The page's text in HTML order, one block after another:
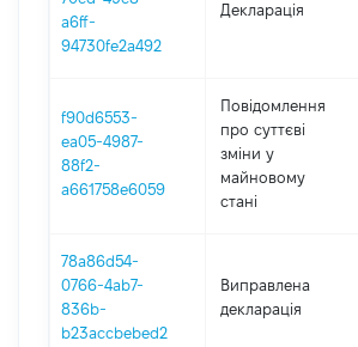
a6ff-
94730fe2a492
Декларація
f90d6553-
ea05-4987-
88f2-
a661758e6059
Повідомлення
про суттєві
зміни y
майновому
стані
78a86d54-
0766-4ab7-
836b-
b23accbebed2
Виправлена
декларація